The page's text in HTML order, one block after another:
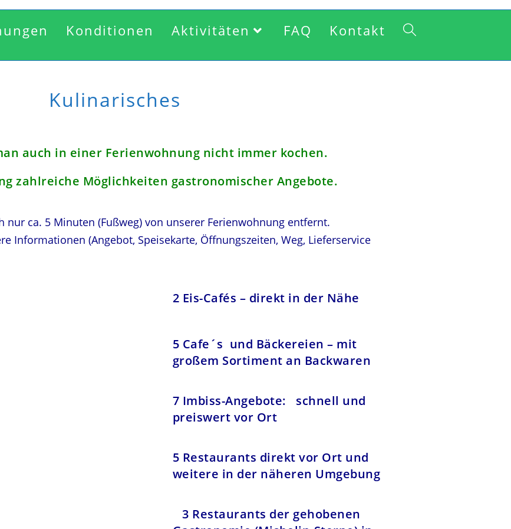
Konditionen Aktivitäten FAQ Kontakt
Kulinarisches
auch in einer Ferienwohnung nicht immer kochen.
zahlreiche Möglichkeiten gastronomischer Angebote.
ca. 5 Minuten (Fußweg) von unserer Ferienwohnung entfernt.
Informationen (Angebot, Speisekarte, Öffnungszeiten, Weg, Lieferservice
2 Eis-Cafés – direkt in der Nähe
5 Cafe´s und Bäckereien – mit
großem Sortiment an Backwaren
7 Imbiss-Angebote: schnell und
preiswert vor Ort
5 Restaurants direkt vor Ort und
weitere in der näheren Umgebung
3 Restaurants der gehobenen